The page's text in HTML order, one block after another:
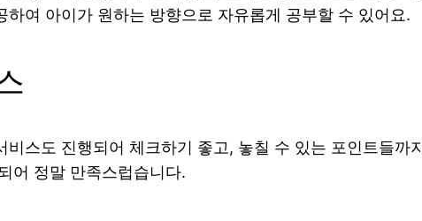
여 아이가 원하는 방향으로 자유롭게 공부할 수 있어요.
비스도 진행되어 체크하기 좋고, 놓칠 수 있는 포인트들
어 정말 만족스럽습니다.